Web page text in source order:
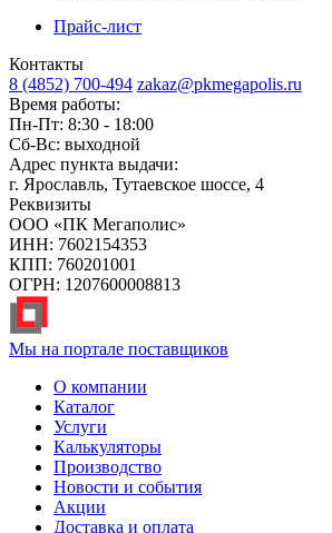
Прайс-лист
Контакты
8 (4852) 700-494 zakaz@pkmegapolis.ru
Время работы:
Пн-Пт: 8:30 - 18:00
Сб-Вс: выходной
Адрес пункта выдачи:
г. Ярославль, Тутаевское шоссе, 4
Реквизиты
ООО «ПК Мегаполис»
ИНН: 7602154353
КПП: 760201001
ОГРН: 1207600008813
Мы на портале поставщиков
О компании
Каталог
Услуги
Калькуляторы
Производство
Новости и события
Акции
Доставка и оплата